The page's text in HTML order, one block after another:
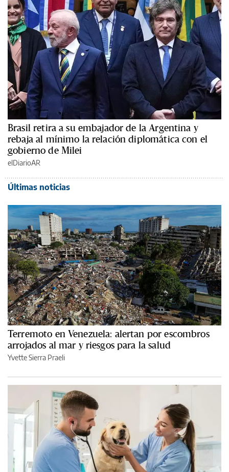
Brasil retira a su embajador de la Argentina y
rebaja al mínimo la relación diplomática con el
gobierno de Milei
elDiarioAR
Últimas noticias
Terremoto en Venezuela: alertan por escombros
arrojados al mar y riesgos para la salud
Yvette Sierra Praeli